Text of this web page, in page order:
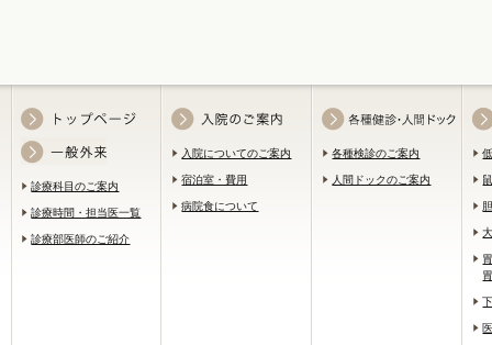
診療科目のご案内
診療時間・担当医一覧
診療部医師のご紹介
入院についてのご案内
宿泊室・費用
病院食について
各種検診のご案内
人間ドックのご案内